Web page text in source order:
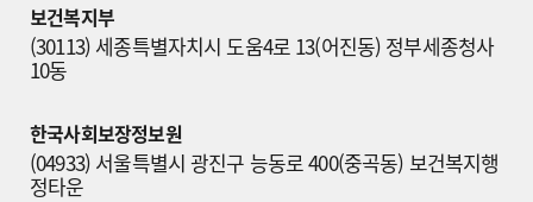
보건복지부
(30113) 세종특별자치시 도움4로 13(어진동) 정부세종청사
10동
한국사회보장정보원
(04933) 서울특별시 광진구 능동로 400(중곡동) 보건복지행
정타운